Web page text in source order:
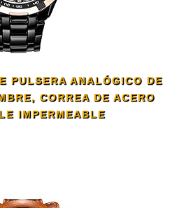
PULSERA ANALÓGICO DE
CORREA DE ACERO
IMPERMEABLE